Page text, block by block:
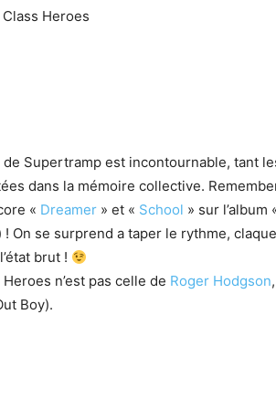
Heroes
de Supertramp est incontournable, tant
dans la mémoire collective.
« Dreamer » et « School » sur l’album
On se surprend a taper le rythme,
brut !
n’est pas celle de Roger Hodgson
Boy).